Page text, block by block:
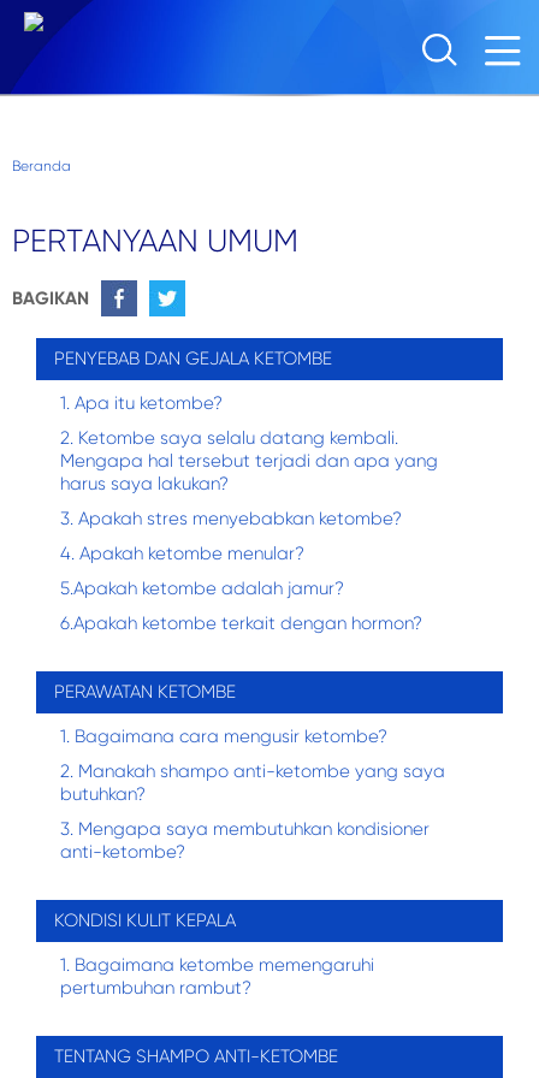
Skip to main content
Beranda
PERTANYAAN UMUM
BAGIKAN
PENYEBAB DAN GEJALA KETOMBE
1. Apa itu ketombe?
2. Ketombe saya selalu datang kembali.
Mengapa hal tersebut terjadi dan apa yang
harus saya lakukan?
3. Apakah stres menyebabkan ketombe?
4. Apakah ketombe menular?
5.Apakah ketombe adalah jamur?
6.Apakah ketombe terkait dengan hormon?
PERAWATAN KETOMBE
1. Bagaimana cara mengusir ketombe?
2. Manakah shampo anti-ketombe yang saya
butuhkan?
3. Mengapa saya membutuhkan kondisioner
anti-ketombe?
KONDISI KULIT KEPALA
1. Bagaimana ketombe memengaruhi
pertumbuhan rambut?
TENTANG SHAMPO ANTI-KETOMBE